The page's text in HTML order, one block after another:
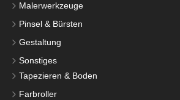
Malerwerkzeuge
Pinsel & Bürsten
Gestaltung
Sonstiges
Tapezieren & Boden
Farbroller